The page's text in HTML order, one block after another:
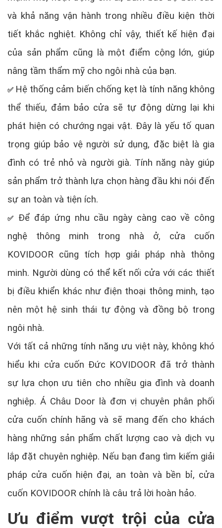
và khả năng vận hành trong nhiều điều kiện thời
tiết khắc nghiệt. Không chỉ vậy, thiết kế hiện đại
của sản phẩm cũng là một điểm cộng lớn, giúp
nâng tầm thẩm mỹ cho ngôi nhà của bạn.
✅ Hệ thống cảm biến chống kẹt là tính năng không
thể thiếu, đảm bảo cửa sẽ tự động dừng lại khi
phát hiện có chướng ngại vật. Đây là yếu tố quan
trọng giúp bảo vệ người sử dụng, đặc biệt là gia
đình có trẻ nhỏ và người già. Tính năng này giúp
sản phẩm trở thành lựa chọn hàng đầu khi nói đến
sự an toàn và tiện ích.
✅ Để đáp ứng nhu cầu ngày càng cao về công
nghệ thông minh trong nhà ở, cửa cuốn
KOVIDOOR cũng tích hợp giải pháp nhà thông
minh. Người dùng có thể kết nối cửa với các thiết
bị điều khiển khác như điện thoại thông minh, tạo
nên một hệ sinh thái tự động và đồng bộ trong
ngôi nhà.
Với tất cả những tính năng ưu việt này, không khó
hiểu khi cửa cuốn Đức KOVIDOOR đã trở thành
sự lựa chọn ưu tiên cho nhiều gia đình và doanh
nghiệp. Á Châu Door là đơn vị chuyên phân phối
cửa cuốn chính hãng và sẽ mang đến cho khách
hàng những sản phẩm chất lượng cao và dịch vụ
lắp đặt chuyên nghiệp. Nếu bạn đang tìm kiếm giải
pháp cửa cuốn hiện đại, an toàn và bền bỉ, cửa
cuốn KOVIDOOR chính là câu trả lời hoàn hảo.
Ưu điểm vượt trội của cửa